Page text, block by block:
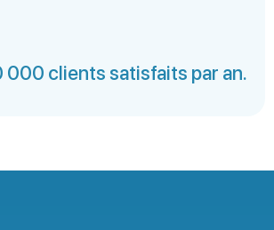
000 clients satisfaits par an.